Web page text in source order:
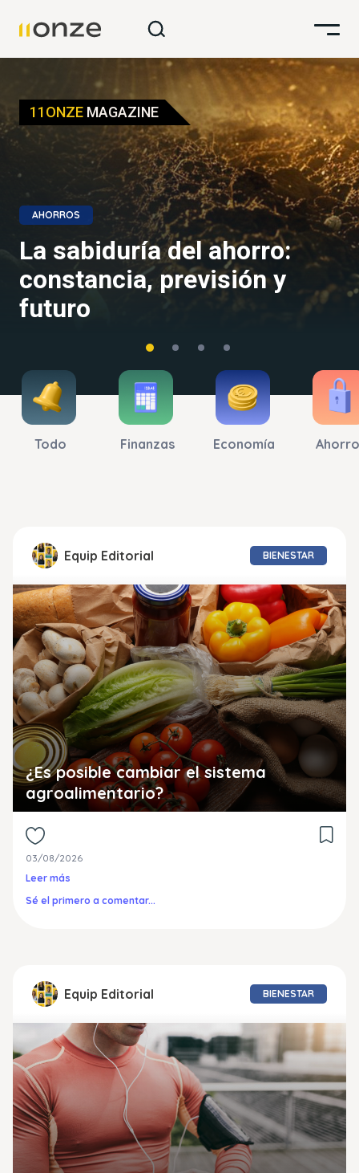
11ONZE MAGAZINE
AHORROS
El oro de 11Onze vuelve a
superar la inflación
Todo Finanzas Economía
¿Es posible cambiar el sistema
agroalimentario?
03/08/2026
Leer más
BIENESTAR
Equip Editorial
Sé el primero a comentar...
BIENESTAR
Equip Editorial